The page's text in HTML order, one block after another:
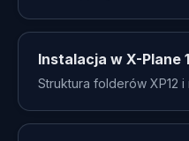
Instalacja w X-Plane
Struktura folderów XP12